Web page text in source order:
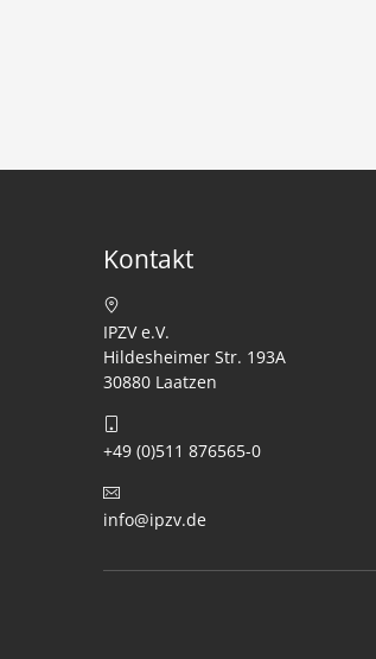
Kontakt
IPZV e.V.
Hildesheimer Str. 193A
30880 Laatzen
+49 (0)511 876565-0
info@ipzv.de